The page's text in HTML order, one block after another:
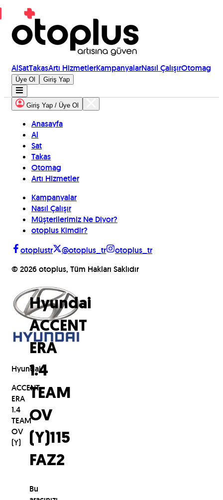
AlSatTakasArtı HizmetlerKampanyalarNasıl ÇalışırOtomag
Üye Ol Giriş Yap
Giriş Yap / Üye Ol
Anasayfa
Al
Sat
Takas
Otomag
Artı Hizmetler
Kampanyalar
Nasıl Çalışır
Müşterilerimiz Ne Diyor?
otoplus Kimdir?
otoplustr
@otoplus_tr
otoplus_tr
© 2026 otoplus, Tüm Hakları Saklıdır
Hyundai
ACCENT
ERA
1.4
TEAM
OV
(Y)
Hyundai
ACCENT
ERA
1.4
TEAM
OV
(Y)115
FAZ2
Bu